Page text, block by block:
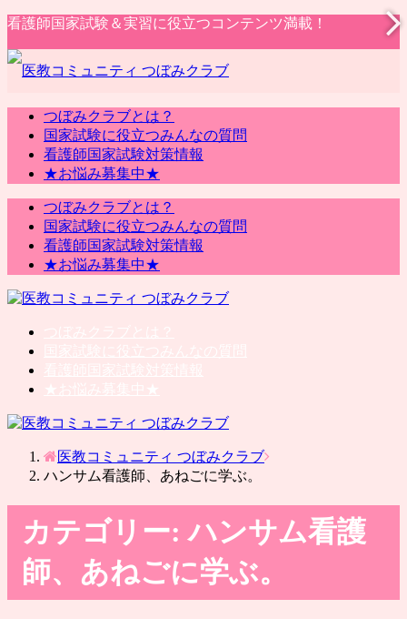
看護師国家試験＆実習に役立つコンテンツ満載！
つぼみクラブとは？
国家試験に役立つみんなの質問
看護師国家試験対策情報
★お悩み募集中★
つぼみクラブとは？
国家試験に役立つみんなの質問
看護師国家試験対策情報
★お悩み募集中★
医教コミュニティ つぼみクラブ
ハンサム看護師、あねごに学ぶ。
カテゴリー:ハンサム看護
師、あねごに学ぶ。